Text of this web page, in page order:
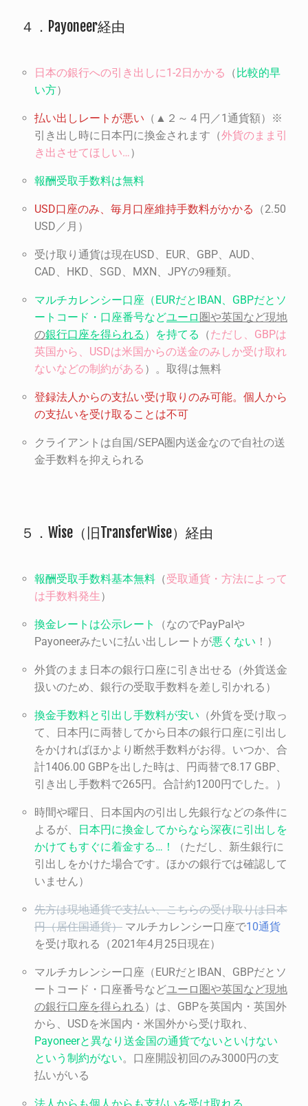
４．Payoneer経由
日本の銀行への引き出しに1-2日かかる （ 比較的早
い方）
払い出しレートが悪い （▲２～４円／1通貨額）※
引き出し時に日本円に換金されます（外貨のまま引
き出させてほしい…）
報酬受取手数料は無料
USD口座のみ、毎月口座維持手数料がかかる
（2.50
USD／月）
受け取り通貨は現在USD、EUR、GBP、AUD、
CAD、HKD、SGD、MXN、JPYの9種類。
マルチカレンシー口座（EURだと IBAN、 GBPだとソ
ートコード・口座番号などユーロ 圏や英国など現地
の銀行口座を得られる ）を持てる （ただし、 GBPは
英国から、 USDは米国からの送金のみしか受け取れ
ないなどの制約がある ）。取得は無料
登録法人からの支払い受け取りのみ可能。個人から
の支払いを受け取ることは不可
クライアントは自国/SEPA圏内送金なので自社の送
金手数料を抑えられる
５．Wise（旧TransferWise）経由
報酬受取手数料基本無料 （受取通貨・方法によって
は手数料発生 ）
換金レートは公示レート
（なのでPayPalや
Payoneerみたいに払い出しレートが悪くない ！）
外貨のまま日本の銀行口座に引き出せる（外貨送金
扱いのため、銀行の受取手数料を差し引かれる）
換金手数料と引出し手数料が安い （外貨を受け取っ
て、日本円に両替してから日本の銀行口座に引出し
をかければほかより断然手数料がお得。いつか、合
計1406.00 GBPを出した時は、円両替で8.17 GBP、
引き出し手数料で265円。合計約1200円でした。）
時間や曜日、日本国内の引出し先銀行などの条件に
よるが、
日本円に換金してからなら深夜に引出しを
かけてもすぐに着金する… ！
（ただし、新生銀行に
引出しをかけた場合です。ほかの銀行では確認して
いません）
先方は現地通貨で支払い、こちらの受け取りは日本
円（居住国通貨） マルチカレンシー口座で10通貨
を受け取れる（2021年4月25日現在）
マルチカレンシー口座（EURだとIBAN、GBPだとソ
ートコード・口座番号などユーロ 圏や英国など現地
の銀行口座を得られる ）は、GBPを英国内・英国外
から、USDを米国内・米国外から受け取れ、
Payoneerと異なり送金国の通貨でないといけない
という制約がない。口座開設初回のみ3000円の支
払いがいる